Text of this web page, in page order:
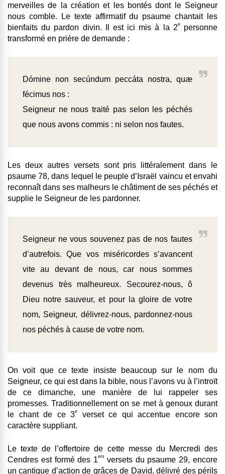
merveilles de la création et les bontés dont le Seigneur
nous comble. Le texte affirmatif du psaume chantait les
bienfaits du pardon divin. Il est ici mis à la 2epersonne
transformé en prière de demande :
Dómine non secúndum peccáta nostra, quæ
fécimus nos :
Seigneur ne nous traité pas selon les péchés
que nous avons commis : ni selon nos fautes.
Les deux autres versets sont pris littéralement dans le
psaume 78, dans lequel le peuple d’Israël vaincu et envahi
reconnaît dans ses malheurs le châtiment de ses péchés et
supplie le Seigneur de les pardonner.
Seigneur ne vous souvenez pas de nos fautes
d’autrefois. Que vos miséricordes s’avancent
vite au devant de nous, car nous sommes
devenus très malheureux. Secourez-nous, ô
Dieu notre sauveur, et pour la gloire de votre
nom, Seigneur, délivrez-nous, pardonnez-nous
nos péchés à cause de votre nom.
On voit que ce texte insiste beaucoup sur le nom du
Seigneur, ce qui est dans la bible, nous l’avons vu à l’introït
de ce dimanche, une manière de lui rappeler ses
promesses. Traditionnellement on se met à genoux durant
le chant de ce 3e
verset ce qui accentue encore son
caractère suppliant.
Le texte de l’offertoire de cette messe du Mercredi des
Cendres est formé des 1ers versets du psaume 29, encore
un cantique d’action de grâces de David, délivré des périls